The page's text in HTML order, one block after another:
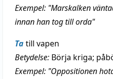
Exempel: "Marskalken
innan han tog till orda"
Tatill vapen
Betydelse: Börja kriga;
Exempel: "Oppositionen